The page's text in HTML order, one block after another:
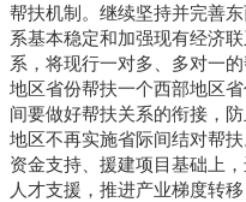
帮扶机制。继续坚持并完善
系基本稳定和加强现有经济
系，将现行一对多、多对一
地区省份帮扶一个西部地区
间要做好帮扶关系的衔接，
地区不再实施省际间结对帮
资金支持、援建项目基础上
人才支援，推进产业梯度转